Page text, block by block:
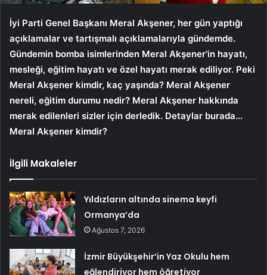
İyi Parti Genel Başkanı Meral Akşener, her gün yaptığı
açıklamalar ve tartışmalı açıklamalarıyla gündemde.
Gündemin bomba isimlerinden Meral Akşener’in hayatı,
mesleği, eğitim hayatı ve özel hayatı merak ediliyor. Peki
Meral Akşener kimdir, kaç yaşında? Meral Akşener
nereli, eğitim durumu nedir? Meral Akşener hakkında
merak edilenleri sizler için derledik. Detaylar burada…
Meral Akşener kimdir?
İlgili Makaleler
Yıldızların altında sinema keyfi
Ormanya’da
Ağustos 7, 2026
İzmir Büyükşehir’in Yaz Okulu hem
eğlendiriyor hem öğretiyor